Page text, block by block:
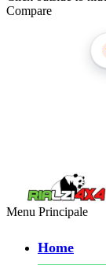
Compare
Menu Principale
Home